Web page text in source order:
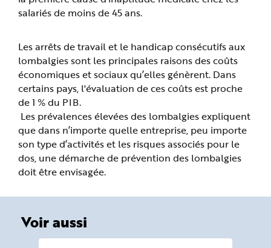
salariés de moins de 45 ans.
Les arrêts de travail et le handicap consécutifs aux
lombalgies sont les principales raisons des coûts
économiques et sociaux qu’elles génèrent. Dans
certains pays, l'évaluation de ces coûts est proche
de 1 % du PIB.
Les prévalences élevées des lombalgies expliquent
que dans n’importe quelle entreprise, peu importe
son type d’activités et les risques associés pour le
dos, une démarche de prévention des lombalgies
doit être envisagée.
Voir aussi